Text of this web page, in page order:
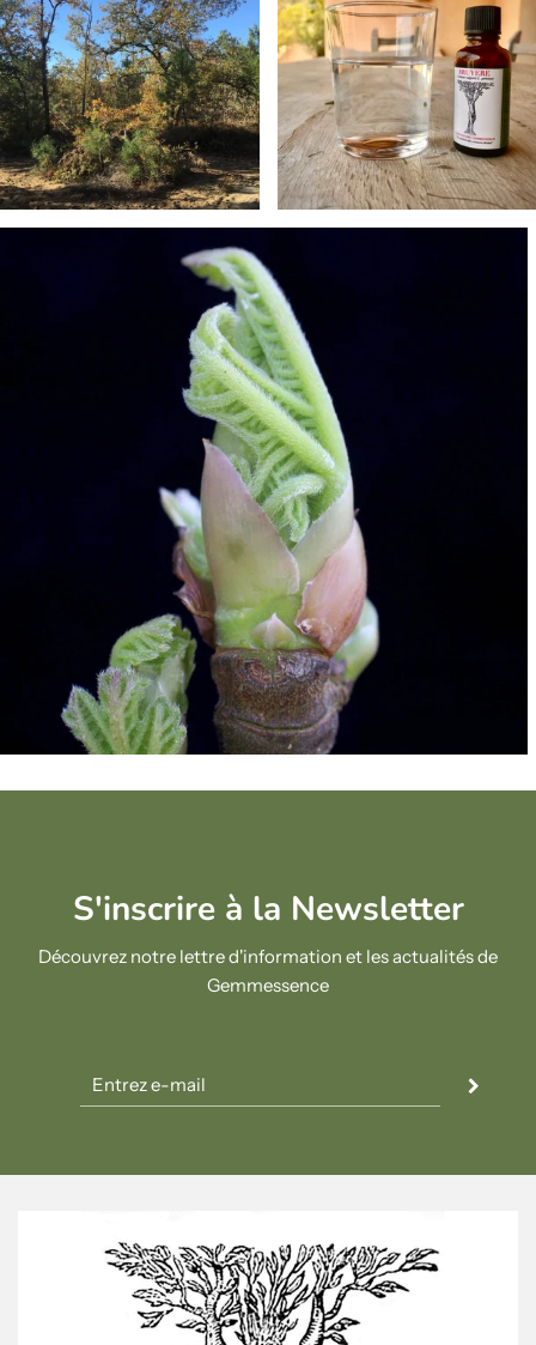
S'inscrire à la Newsletter
Découvrez notre lettre d'information et les actualités de
Gemmessence